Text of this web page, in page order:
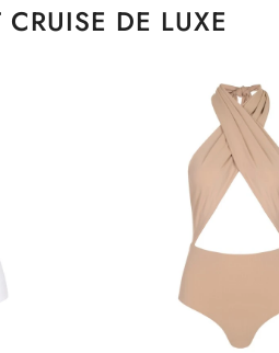
DE LUXE